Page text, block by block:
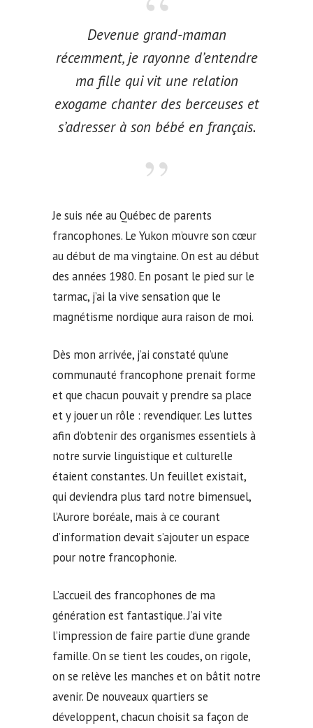
Devenue grand-maman
récemment, je rayonne d’entendre
ma fille qui vit une relation
exogame chanter des berceuses et
s’adresser à son bébé en français.
Je suis née au Québec de parents
francophones. Le Yukon m’ouvre son cœur
au début de ma vingtaine. On est au début
des années 1980. En posant le pied sur le
tarmac, j’ai la vive sensation que le
magnétisme nordique aura raison de moi.
Dès mon arrivée, j’ai constaté qu’une
communauté francophone prenait forme
et que chacun pouvait y prendre sa place
et y jouer un rôle : revendiquer. Les luttes
afin d’obtenir des organismes essentiels à
notre survie linguistique et culturelle
étaient constantes. Un feuillet existait,
qui deviendra plus tard notre bimensuel,
l’Aurore boréale, mais à ce courant
d’information devait s’ajouter un espace
pour notre francophonie.
L’accueil des francophones de ma
génération est fantastique. J’ai vite
l’impression de faire partie d’une grande
famille. On se tient les coudes, on rigole,
on se relève les manches et on bâtit notre
avenir. De nouveaux quartiers se
développent, chacun choisit sa façon de